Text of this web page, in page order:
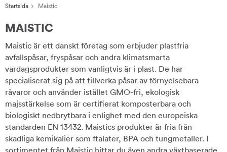
Startsida Maistic
MAISTIC
Maistic är ett danskt företag som erbjuder plastfria
avfallspåsar, fryspåsar och andra klimatsmarta
vardagsprodukter som vanligtvis är i plast. De har
specialiserat sig på att tillverka påsar av förnyelsebara
råvaror och använder istället GMO-fri, ekologisk
majsstärkelse som är certifierat komposterbara och
biologiskt nedbrytbara i enlighet med den europeiska
standarden EN 13432. Maistics produkter är fria från
skadliga kemikalier som ftalater, BPA och tungmetaller. I
sortimentet från Maistic hittar du även andra växtbaserade